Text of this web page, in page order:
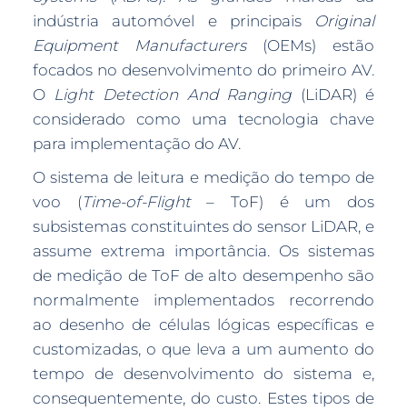
indústria automóvel e principais Original
Equipment Manufacturers(OEMs) estão
focados no desenvolvimento do primeiro AV.
O Light Detection And Ranging (LiDAR) é
considerado como uma tecnologia chave
para implementação do AV.
O sistema de leitura e medição do tempo de
voo (Time-of-Flight– ToF) é um dos
subsistemas constituintes do sensor LiDAR, e
assume extrema importância. Os sistemas
de medição de ToF de alto desempenho são
normalmente implementados recorrendo
ao desenho de células lógicas específicas e
customizadas, o que leva a um aumento do
tempo de desenvolvimento do sistema e,
consequentemente, do custo. Estes tipos de